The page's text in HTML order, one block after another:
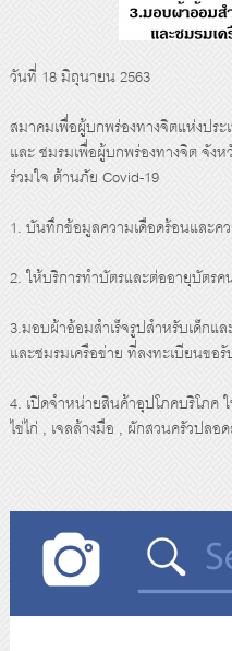
วันที่ 18 มิถุนายน 2563
สมาคมเพื่อผู้บกพร่องทางจิตแห่งประ
และ ชมรมเพื่อผู้บกพร่องทางจิต จัง
ร่วมใจ ต้านภัย Covid-19
1. บันทึกข้อมูลความเดือดร้อนและค
2. ให้บริการทำบัตรและต่ออายุบตรค
3.มอบผ้าอ้อมสำเร็จรูปสำหรับเด็กแ
และชมรมเครือข่าย ที่ลงทะเบียนขอ
4. เปิดจำหน่ายสินค้าอุปโภคบริโภค
ไข่ไก่ , เจลล้างมือ , ผักสวนครัวปล